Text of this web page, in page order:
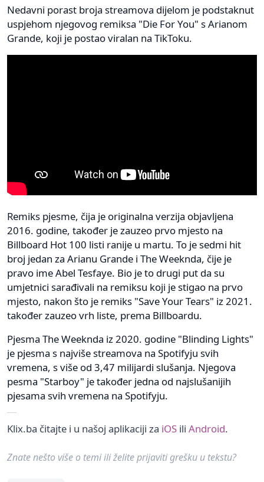
Nedavni porast broja streamova dijelom je podstaknut
uspjehom njegovog remiksa "Die For You" s Arianom
Grande, koji je postao viralan na TikToku.
Remiks pjesme, čija je originalna verzija objavljena
2016. godine, također je zauzeo prvo mjesto na
Billboard Hot 100 listi ranije u martu. To je sedmi hit
broj jedan za Arianu Grande i The Weeknda, čije je
pravo ime Abel Tesfaye. Bio je to drugi put da su
umjetnici sarađivali na remiksu koji je stigao na prvo
mjesto, nakon što je remiks "Save Your Tears" iz 2021.
također zauzeo vrh liste, prema Billboardu.
Pjesma The Weeknda iz 2020. godine "Blinding Lights"
je pjesma s najviše streamova na Spotifyju svih
vremena, s više od 3,47 milijardi slušanja. Njegova
pesma "Starboy" je također jedna od najslušanijih
pjesama svih vremena na Spotifyju.
Klix.ba čitajte i u našoj aplikaciji za iOS ili Android.
Znate nešto više o temi ili želite prijaviti grešku u tekstu?